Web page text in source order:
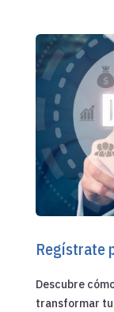
Regístrate
Descubre
transformar tu